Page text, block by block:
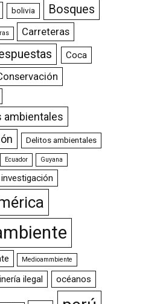
bolivia Bosques
Carreteras
Coca
ambientales
Delitos ambientales
Ecuador Guyana
investigación
Medioammbiente
ilegal océanos